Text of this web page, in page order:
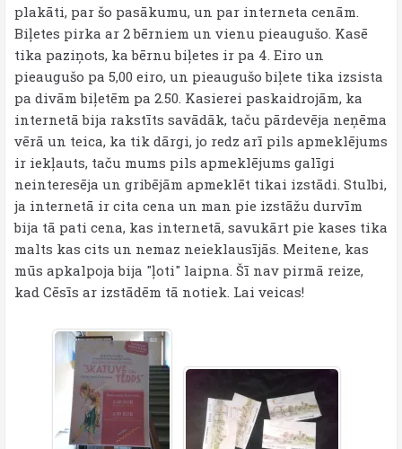
plakāti, par šo pasākumu, un par interneta cenām.
Biļetes pirka ar 2 bērniem un vienu pieaugušo. Kasē
tika paziņots, ka bērnu biļetes ir pa 4. Eiro un
pieaugušo pa 5,00 eiro, un pieaugušo biļete tika izsista
pa divām biļetēm pa 2.50. Kasierei paskaidrojām, ka
internetā bija rakstīts savādāk, taču pārdevēja neņēma
vērā un teica, ka tik dārgi, jo redz arī pils apmeklējums
ir iekļauts, taču mums pils apmeklējums galīgi
neinteresēja un gribējām apmeklēt tikai izstādi. Stulbi,
ja internetā ir cita cena un man pie izstāžu durvīm
bija tā pati cena, kas internetā, savukārt pie kases tika
malts kas cits un nemaz neieklausījās. Meitene, kas
mūs apkalpoja bija "ļoti" laipna. Šī nav pirmā reize,
kad Cēsīs ar izstādēm tā notiek. Lai veicas!